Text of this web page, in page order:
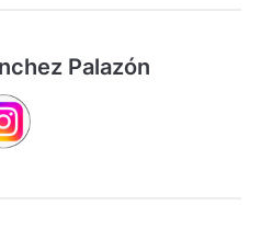
Palazón